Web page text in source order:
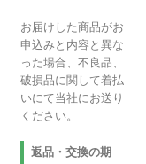
お届けした商品がお
申込みと内容と異な
った場合、不良品、
破損品に関して着払
いにて当社にお送り
ください。
返品・交換の期